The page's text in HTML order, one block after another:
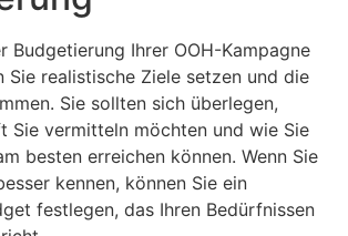
Budgetierung Ihrer OOH-Kampagne
Sie realistische Ziele setzen und die
Sie sollten sich überlegen,
Sie vermitteln möchten und wie Sie
besten erreichen können. Wenn Sie
kennen, können Sie ein
festlegen, das Ihren Bedürfnissen